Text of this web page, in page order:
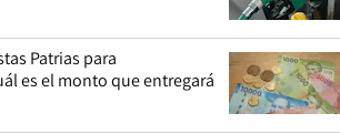
Patrias para
es el monto que entregará